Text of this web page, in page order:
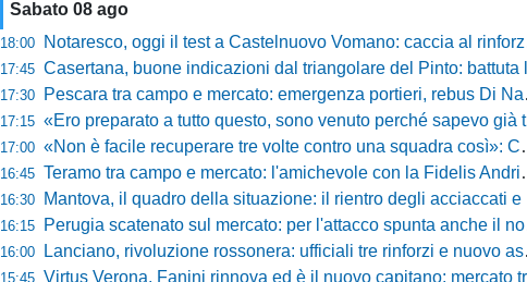
Sabato 08 ago
18:00 Notaresco, oggi il test a Castelnuovo Vomano: caccia al rinforzo in attacco tra Giampaolo e Palma
17:45 Casertana, buone indicazioni dal triangolare del Pinto: battuta l'Ischia, ora c'è il Cassino prima della Coppa
17:30 Pescara tra campo e mercato: emergenza portieri, rebus Di Nardo e le manovre del ds Foggia
17:15 «Ero preparato a tutto questo, sono venuto perché sapevo già tutto»: la carica di Nesta al popolo irpino
17:00 «Non è facile recuperare tre volte contro una squadra così»: Calabro promuove il carattere del suo Padova
16:45 Teramo tra campo e mercato: l'amichevole con la Fidelis Andria, le parole di Pelosi e l'idea Conti
16:30 Mantova, il quadro della situazione: il rientro degli acciaccati e le trattative di mercato
16:15 Perugia scatenato sul mercato: per l'attacco spunta anche il nome di Okaka
16:00 Lanciano, rivoluzione rossonera: ufficiali tre rinforzi e nuovo assetto al vertice del club
15:45 Virtus Verona, Fanini rinnova ed è il nuovo capitano: mercato tra colpi esperti e l'addio a Daffara